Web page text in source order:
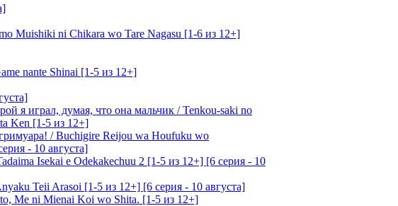
Muishiki ni Chikara wo Tare Nagasu [1-6 из 12+]
nante Shinai [1-5 из 12+]
я играл, думая, что она мальчик / Tenkou-saki no
Ken [1-5 из 12+]
/ Buchigire Reijou wa Houfuku wo
- 10 августа]
Isekai e Odekakechuu 2 [1-5 из 12+] [6 серия - 10
Teii Arasoi [1-5 из 12+] [6 серия - 10 августа]
Me ni Mienai Koi wo Shita. [1-5 из 12+]